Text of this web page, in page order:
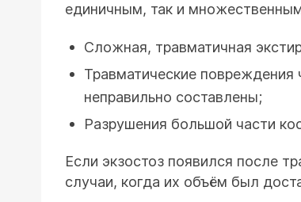
единичным, так и
Сложная, травматичная
Травматические
неправильно составлены;
Разрушения большой части
Если экзостоз появился после
случаи, когда их объём был